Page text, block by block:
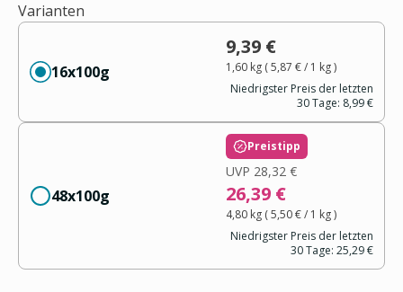
Varianten
16x100g
9,39 €
1,60 kg(5,87 €/ 1 kg)
Niedrigster Preis der letzten
30 Tage: 8,99 €
48x100g
Preistipp
UVP 28,32 €
26,39 €
4,80 kg(5,50 €/ 1 kg)
Niedrigster Preis der letzten
30 Tage: 25,29 €